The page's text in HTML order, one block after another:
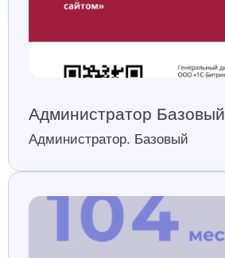
Администратор Базовый
Администратор. Базовый